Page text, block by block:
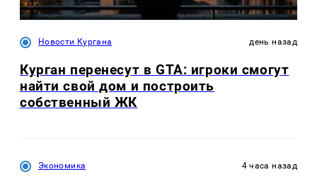
Новости Кургана день назад
Курган перенесут в GTA: игроки смогут
найти свой дом и построить
собственный ЖК
Экономика 4 часа назад